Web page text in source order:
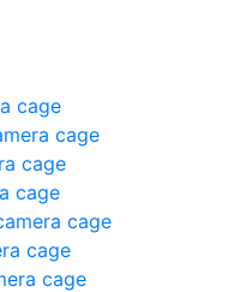
cage
cage
cage
cage
cage
cage
cage